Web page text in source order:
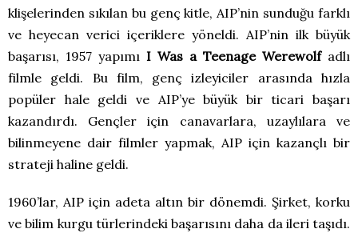
klişelerinden sıkılan bu genç kitle, AIP’nin sunduğu farklı
ve heyecan verici içeriklere yöneldi. AIP’nin ilk büyük
başarısı, 1957 yapımı I Was a Teenage Werewolfadlı
filmle geldi. Bu film, genç izleyiciler arasında hızla
popüler hale geldi ve AIP’ye büyük bir ticari başarı
kazandırdı. Gençler için canavarlara, uzaylılara ve
bilinmeyene dair filmler yapmak, AIP için kazançlı bir
strateji haline geldi.
1960’lar, AIP için adeta altın bir dönemdi. Şirket, korku
ve bilim kurgu türlerindeki başarısını daha da ileri taşıdı.